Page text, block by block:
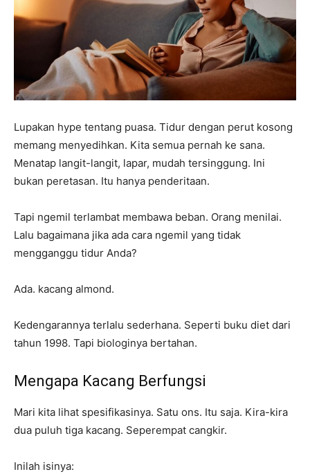
Lupakan hype tentang puasa. Tidur dengan perut kosong
memang menyedihkan. Kita semua pernah ke sana.
Menatap langit-langit, lapar, mudah tersinggung. Ini
bukan peretasan. Itu hanya penderitaan.
Tapi ngemil terlambat membawa beban. Orang menilai.
Lalu bagaimana jika ada cara ngemil yang tidak
mengganggu tidur Anda?
Ada. kacang almond.
Kedengarannya terlalu sederhana. Seperti buku diet dari
tahun 1998. Tapi biologinya bertahan.
Mengapa Kacang Berfungsi
Mari kita lihat spesifikasinya. Satu ons. Itu saja. Kira-kira
dua puluh tiga kacang. Seperempat cangkir.
Inilah isinya: